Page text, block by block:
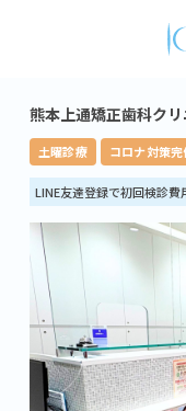
熊本上通矯正歯科ク
土曜診療 コロナ対策完
LINE友達登録で初回検診費